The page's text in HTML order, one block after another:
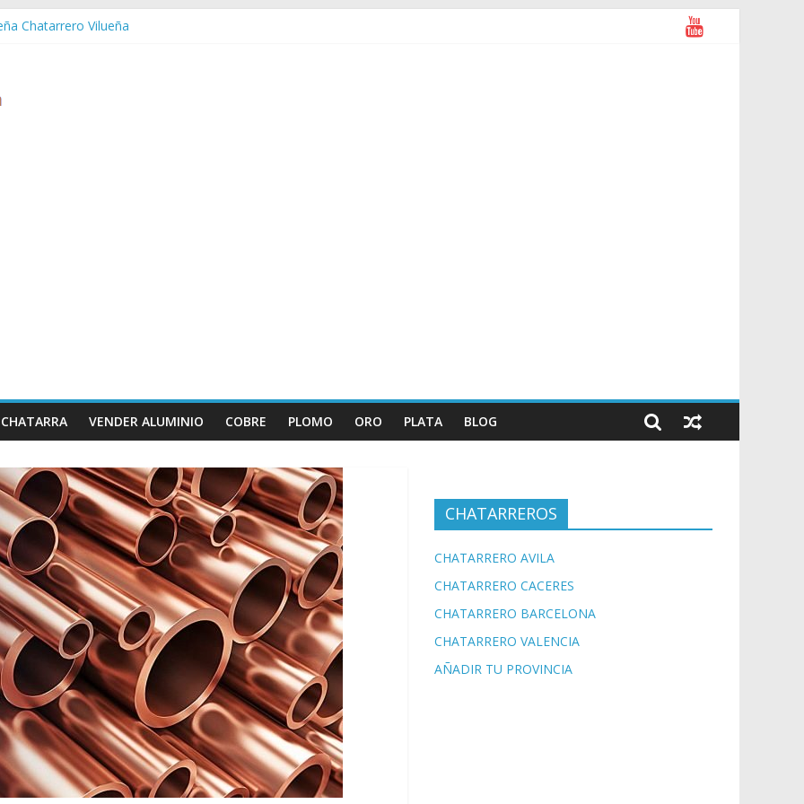
Chatarrero Vilueña
Chatarrero Zaida
Chatarrero Vistabella
VENDER ALUMINIO COBRE PLOMO ORO PLATA BLOG
CHATARREROS
CHATARRERO AVILA
CHATARRERO CACERES
CHATARRERO BARCELONA
CHATARRERO VALENCIA
AÑADIR TU PROVINCIA